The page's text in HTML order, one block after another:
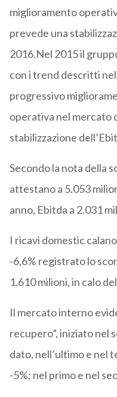
miglioramento
prevede una
2016.Nel 2015 il
con i trend descritti
progressivo
operativa nel mercato
stabilizzazione
Secondo la nota della
attestano a 5.053
anno, Ebitda a 2.031
I ricavi domestic
-6,6% registrato lo
1.610 milioni, in calo
Il mercato interno
recupero”, iniziato nel
dato, nell’ultimo e nel
-5%; nel primo e nel